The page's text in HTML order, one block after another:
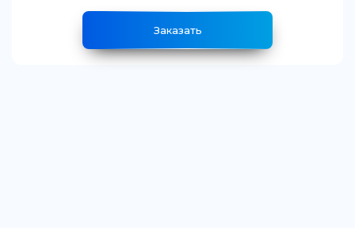
Заказать